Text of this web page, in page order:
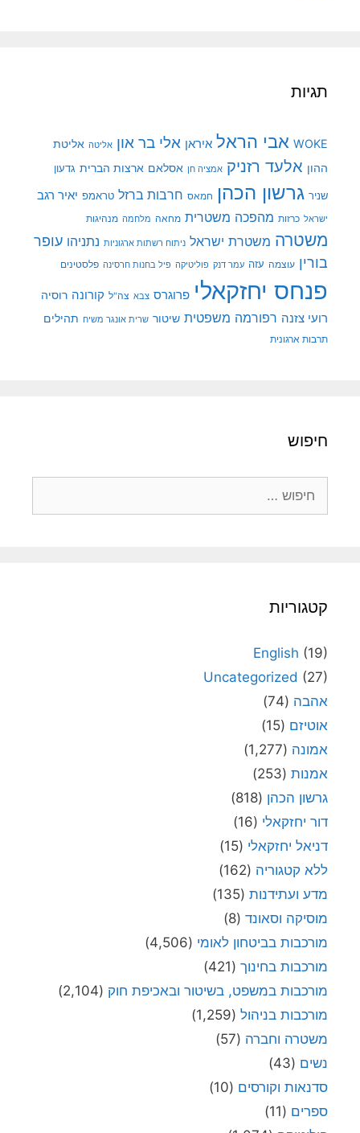
תגיות
WOKE אבי הראל איראן אלי בר און אליטה אליטת
ההון אלעד רזניק אמציה חן אסלאם ארצות הברית גדעון
שניר גרשון הכהן חמאס חרבות ברזל טראמפ יאיר רגב
ישראל כרזות מהפכה משטרית מחאה מלחמה מנהיגות
משטרה משטרת ישראל ניתוח רשתות ארגוניות נתניהו עופר
בורין עוצמה עזה עמר דנק פוליטיקה פיל בחנות חרסינה פלסטינים
פנחס יחזקאלי פרוגרס צבא צה"ל קורונה רוסיה
רועי צזנה רפורמה משפטית שיטור שרית אונגר משיח תהילים
תרבות ארגונית
חיפוש
קטגוריות
English (19)
Uncategorized (27)
אהבה (74)
אוטיזם (15)
אמונה (1,277)
אמנות (253)
גרשון הכהן (818)
דור יחזקאלי (16)
דניאל יחזקאלי (15)
ללא קטגוריה (162)
מדע ועתידנות (135)
מוסיקה וסאונד (8)
מורכבות בביטחון לאומי (4,506)
מורכבות בחינוך (421)
מורכבות במשפט, בשיטור ובאכיפת חוק (2,104)
מורכבות בניהול (1,259)
משטרה וחברה (57)
נשים (43)
סדנאות וקורסים (10)
ספרים (11)